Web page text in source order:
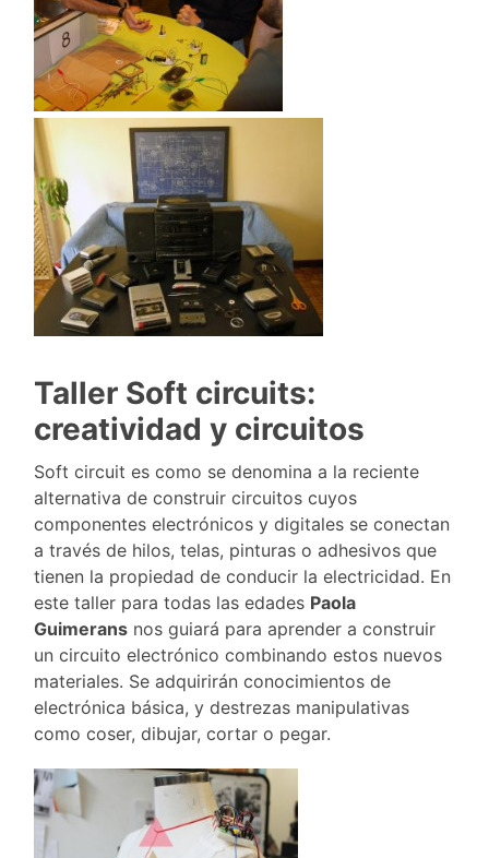
Taller Soft circuits:
creatividad y circuitos
Soft circuit es como se denomina a la reciente
alternativa de construir circuitos cuyos
componentes electrónicos y digitales se conectan
a través de hilos, telas, pinturas o adhesivos que
tienen la propiedad de conducir la electricidad. En
este taller para todas las edades Paola
Guimerans nos guiará para aprender a construir
un circuito electrónico combinando estos nuevos
materiales. Se adquirirán conocimientos de
electrónica básica, y destrezas manipulativas
como coser, dibujar, cortar o pegar.